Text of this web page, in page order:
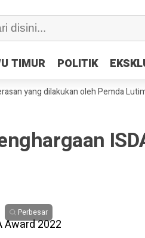
TIMUR POLITIK
TIMUR POLITIK
dilakukan oleh Pemda Lutim
Perbesar